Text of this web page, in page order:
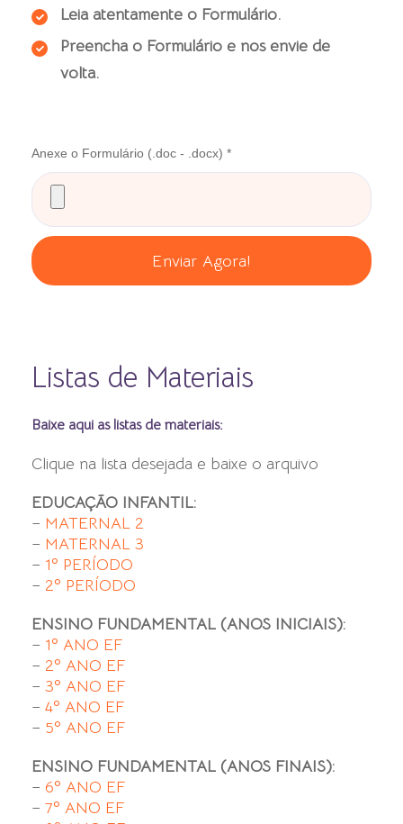
Leia atentamente o Formulário.
Preencha o Formulário e nos envie de
volta.
Anexe o Formulário (.doc - .docx) *
Listas de Materiais
Baixe aqui as listas de materiais:
Clique na lista desejada e baixe o arquivo
EDUCAÇÃO INFANTIL:
– MATERNAL 2
– MATERNAL 3
– 1º PERÍODO
– 2º PERÍODO
ENSINO FUNDAMENTAL (ANOS INICIAIS):
– 1º ANO EF
– 2º ANO EF
– 3º ANO EF
– 4º ANO EF
– 5º ANO EF
ENSINO FUNDAMENTAL (ANOS FINAIS):
– 6º ANO EF
– 7º ANO EF